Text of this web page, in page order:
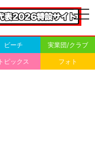
ビーチ 実業団/クラブ
トピックス フォト